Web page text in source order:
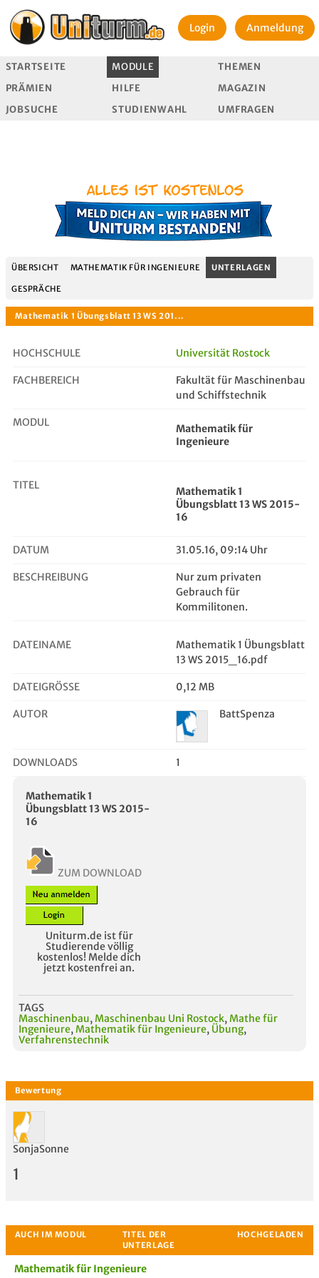
Login Anmeldung
STARTSEITE MODULE
THEMEN
PRÄMIEN
HILFE
MAGAZIN
JOBSUCHE
STUDIENWAHL UMFRAGEN
ÜBERSICHT MATHEMATIK FÜR INGENIEURE UNTERLAGEN
GESPRÄCHE
Mathematik 1 Übungsblatt 13 WS 201...
HOCHSCHULE Universität Rostock
FACHBEREICH
Fakultät für Maschinenbau
und Schiffstechnik
MODUL
Mathematik für
Ingenieure
TITEL
Mathematik 1
Übungsblatt 13 WS 2015-
16
DATUM 31.05.16, 09:14 Uhr
BESCHREIBUNG
Nur zum privaten
Gebrauch für
Kommilitonen.
DATEINAME
Mathematik 1 Übungsblatt
13 WS 2015_16.pdf
DATEIGRÖSSE 0,12 MB
AUTOR BattSpenza
DOWNLOADS 1
Mathematik 1
Übungsblatt 13 WS 2015-
16
ZUM DOWNLOAD
Uniturm.de ist für
Studierende völlig
kostenlos! Melde dich
jetzt kostenfrei an.
TAGS
Maschinenbau, Maschinenbau Uni Rostock, Mathe für
Ingenieure, Mathematik für Ingenieure, Übung,
Verfahrenstechnik
SonjaSonne
1
Mathematik für Ingenieure